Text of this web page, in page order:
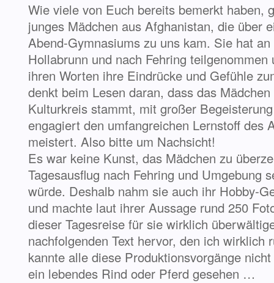
Wie viele von Euch bereits bemerkt haben,
junges Mädchen aus Afghanistan, die über
Abend-Gymnasiums zu uns kam. Sie hat
Hollabrunn und nach Fehring
ihren Worten ihre Eindrücke und Gefühle
denkt beim Lesen daran, dass das
Kulturkreis stammt, mit großer
engagiert den umfangreichen Lernstoff des
meistert. Also bitte um Nachsicht!
Es war keine Kunst, das Mädchen zu
Tagesausflug nach Fehring und Umgebung
würde. Deshalb nahm sie auch ihr Hobby-
und machte laut ihrer Aussage rund 250
dieser Tagesreise für sie wirklich
nachfolgenden Text hervor, den ich wirklich
kannte alle diese Produktionsvorgänge
ein lebendes Rind oder Pferd gesehen …